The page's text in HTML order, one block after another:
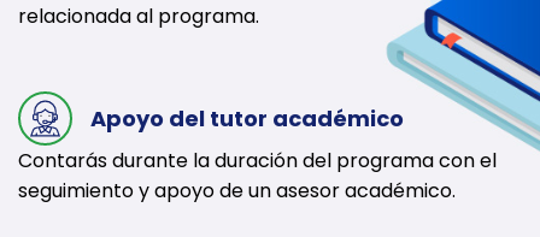
relacionada al programa.
Apoyo del tutor académico
Contarás durante la duración del programa con el
seguimiento y apoyo de un asesor académico.